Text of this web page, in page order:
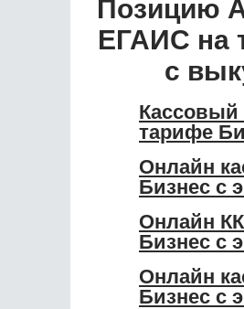
Позицию
ЕГАИС на
с
Кассовый
тарифе
Онлайн
Бизнес с
Онлайн
Бизнес с
Онлайн
Бизнес с